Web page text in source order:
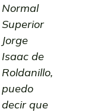
Normal
Superior
Jorge
Isaac de
Roldanillo,
puedo
decir que